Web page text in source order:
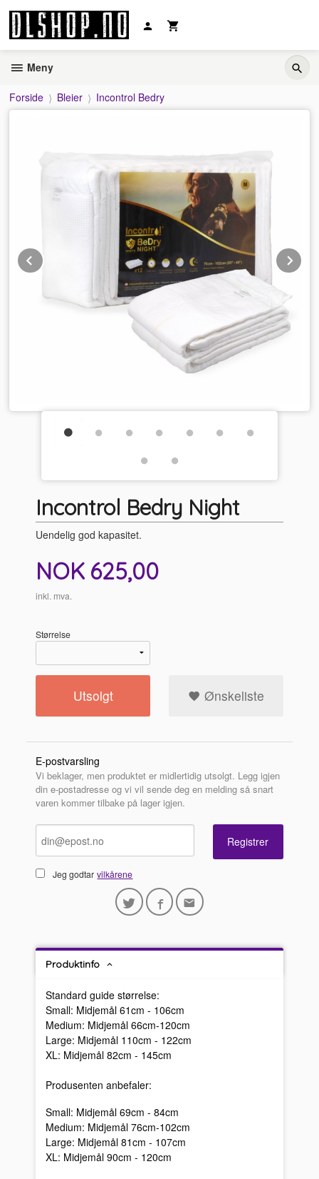
innholdet
Meny
Forside Bleier Incontrol Bedry
Prev
Incontrol Bedry Night
Uendelig god kapasitet.
Pris
NOK 625,00
inkl. mva.
Størrelse
Utsolgt Ønskeliste
E-postvarsling
Vi beklager, men produktet er midlertidig utsolgt. Legg igjen
din e-postadresse og vi vil sende deg en melding så snart
varen kommer tilbake på lager igjen.
Jeg godtar vilkårene
Registrer
Produktinfo
Standard guide størrelse:
Small: Midjemål 61cm - 106cm
Medium: Midjemål 66cm-120cm
Large: Midjemål 110cm - 122cm
XL: Midjemål 82cm - 145cm
Produsenten anbefaler:
Small: Midjemål 69cm - 84cm
Medium: Midjemål 76cm-102cm
Large: Midjemål 81cm - 107cm
XL: Midjemål 90cm - 120cm